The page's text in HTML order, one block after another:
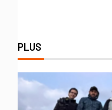
PLUS